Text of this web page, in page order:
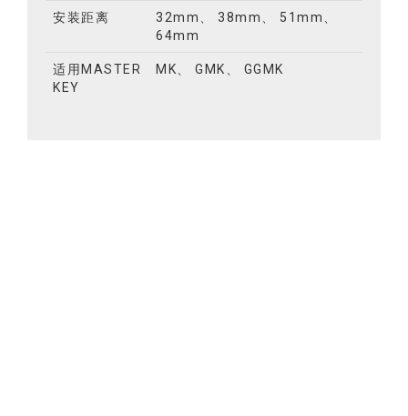
安装距离
32mm、 38mm、 51mm、
64mm
适用MASTER
KEY
MK、 GMK、 GGMK